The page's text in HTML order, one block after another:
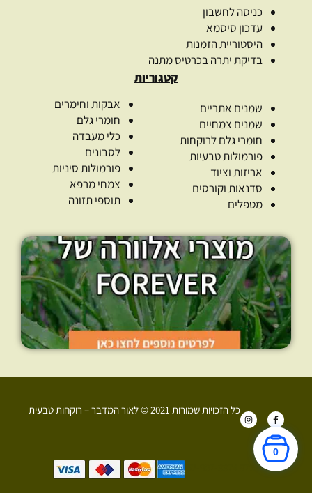
כניסה לחשבון
עדכון סיסמא
היסטוריית הזמנות
בדיקת יתרה בכרטיס מתנה
קטגוריות
שמנים אתריים
שמנים צמחיים
חומרי גלם לרוקחות
פורמולות טבעיות
אריזות וציוד
סדנאות וקורסים
מטפלים
אבקות וחימרים
חומרי גלם
כלי מעבדה
לסבונים
פורמולות סיניות
צמחי מרפא
תוספי תזונה
F
a
c
e
b
o
o
k
I
n
s
כל הזכויות שמורות 2021 © לאור המדבר – רוקחות טבעית
+972 52-907-3374
0